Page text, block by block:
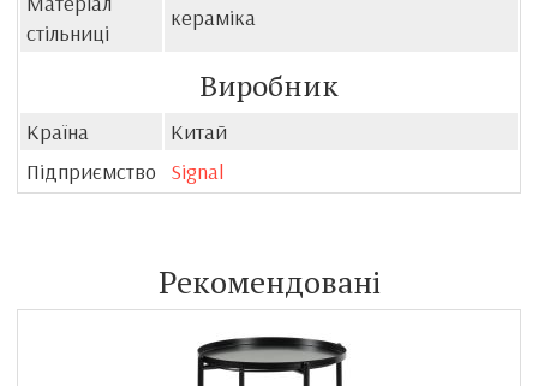
стільниці
кераміка
Виробник
Країна
Китай
Підприємство
Signal
Рекомендовані